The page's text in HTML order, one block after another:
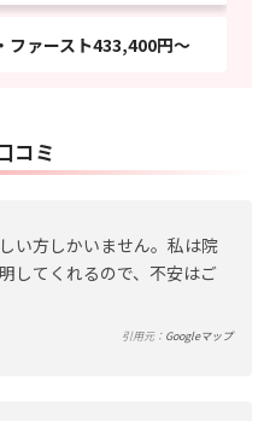
ファースト433,400円～
コミ
い方しかいません。私は院
してくれるので、不安はご
引用元： Googleマップ